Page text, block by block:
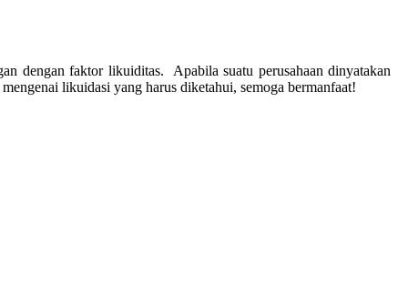
dengan faktor likuiditas. Apabila suatu perusahaan dinyatakan
likuidasi yang harus diketahui, semoga bermanfaat!